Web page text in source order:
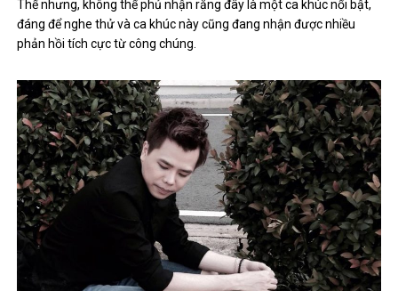
Thế nhưng, không thể phủ nhận rằng đây là một ca khúc nổi bật,
đáng để nghe thử và ca khúc này cũng đang nhận được nhiều
phản hồi tích cực từ công chúng.